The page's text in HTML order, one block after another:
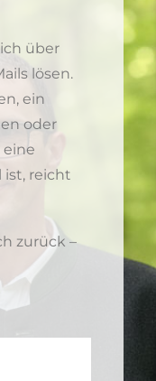
über
lösen.
ein
oder
eine
ist, reicht
zurück –